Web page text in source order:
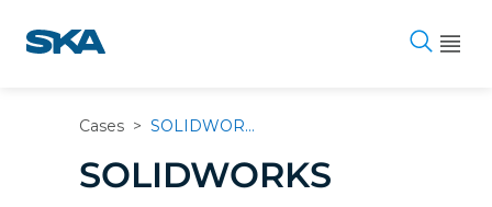
para
Cases > SOLIDWORKS
SOLIDWORKS